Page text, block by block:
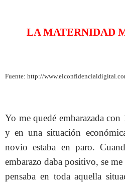
LA MATERNIDAD
Fuente: http://
Yo me quedé embarazada con
y en una situación
novio estaba en paro.
embarazo daba positivo, se
pensaba en toda aquella